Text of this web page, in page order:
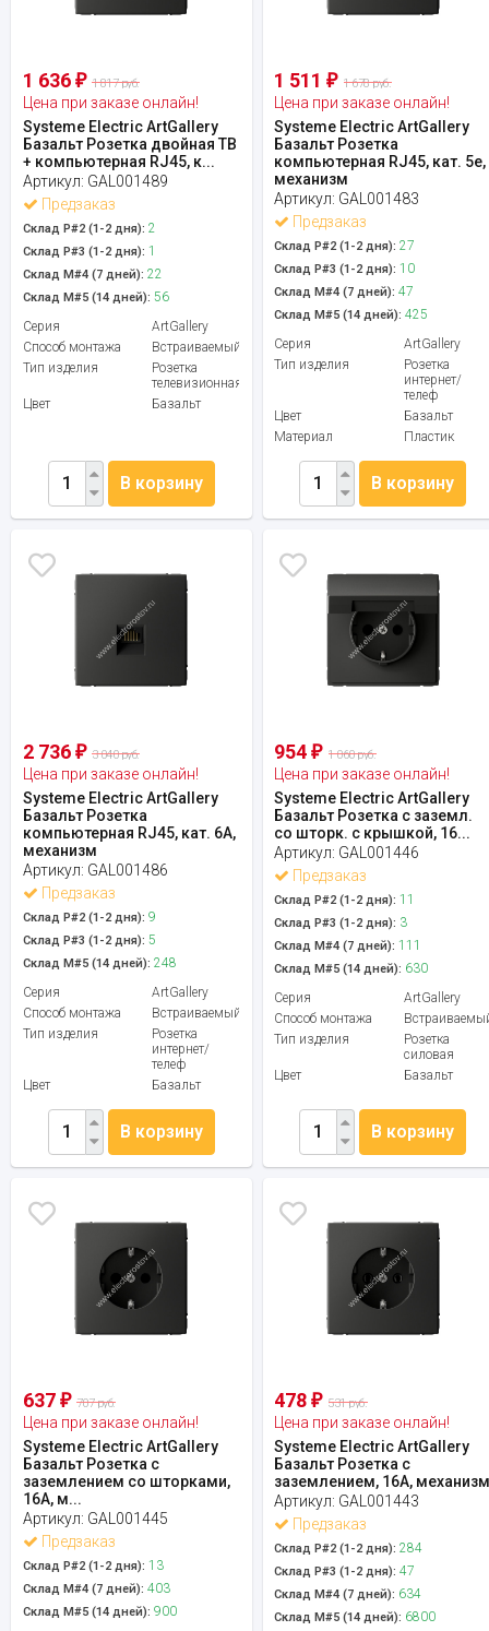
1 636 ₽ 1 817 руб.
Цена при заказе онлайн!
Systeme Electric ArtGallery
Базальт Розетка двойная ТВ
+ компьютерная RJ45, к...
Артикул: GAL001489
Предзаказ
Склад Р#2 (1-2 дня): 2
Склад Р#3 (1-2 дня): 1
Склад М#4 (7 дней): 22
Склад М#5 (14 дней): 56
Серия
ArtGallery
Способ монтажа
Встраиваемый
Тип изделия
Розетка
телевизионная
Цвет
Базальт
В корзину
1 511₽ 1 678 руб.
Цена при заказе онлайн!
Systeme Electric ArtGallery
Базальт Розетка
компьютерная RJ45, кат. 5е,
механизм
Артикул: GAL001483
Предзаказ
Склад Р#2 (1-2 дня): 27
Склад Р#3 (1-2 дня): 10
Склад М#4 (7 дней): 47
Склад М#5 (14 дней): 425
Серия
ArtGallery
Тип изделия
Розетка
интернет/
телеф
Цвет
Базальт
Материал
Пластик
В корзину
2 736 ₽ 3 040 руб.
Цена при заказе онлайн!
Systeme Electric ArtGallery
Базальт Розетка
компьютерная RJ45, кат. 6A,
механизм
Артикул: GAL001486
Предзаказ
Склад Р#2 (1-2 дня): 9
Склад Р#3 (1-2 дня): 5
Склад М#5 (14 дней): 248
Серия
ArtGallery
Способ монтажа
Встраиваемый
Тип изделия
Розетка
интернет/
телеф
Цвет
Базальт
В корзину
954₽ 1 060 руб.
Цена при заказе онлайн!
Systeme Electric ArtGallery
Базальт Розетка с заземл.
со шторк. с крышкой, 16...
Артикул: GAL001446
Предзаказ
Склад Р#2 (1-2 дня): 11
Склад Р#3 (1-2 дня): 3
Склад М#4 (7 дней): 111
Склад М#5 (14 дней): 630
Серия
ArtGallery
Способ монтажа
Тип изделия
Розетка
силовая
Цвет
Базальт
В корзину
637 ₽ 707 руб.
Цена при заказе онлайн!
Systeme Electric ArtGallery
Базальт Розетка с
заземлением со шторками,
16А, м...
Артикул: GAL001445
Предзаказ
Склад Р#2 (1-2 дня): 13
Склад М#4 (7 дней): 403
Склад М#5 (14 дней): 900
478₽ 531 руб.
Цена при заказе онлайн!
Systeme Electric ArtGallery
Базальт Розетка с
заземлением, 16А,
Артикул: GAL001443
Предзаказ
Склад Р#2 (1-2 дня): 284
Склад Р#3 (1-2 дня): 47
Склад М#4 (7 дней): 634
Склад М#5 (14 дней): 6800